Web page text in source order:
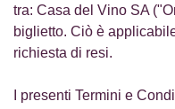
tra: Casa del Vino SA
biglietto. Ciò è
richiesta di resi.
I presenti Termini e